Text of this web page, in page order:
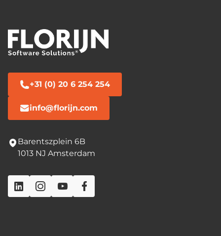
+31 (0) 20 6 254 254
info@florijn.com
Barentszplein 6B
1013 NJ Amsterdam